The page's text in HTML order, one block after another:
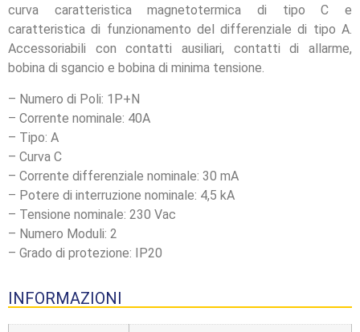
curva caratteristica magnetotermica di tipo C e
caratteristica di funzionamento del differenziale di tipo A.
Accessoriabili con contatti ausiliari, contatti di allarme,
bobina di sgancio e bobina di minima tensione.
– Numero di Poli: 1P+N
– Corrente nominale: 40A
– Tipo: A
– Curva C
– Corrente differenziale nominale: 30 mA
– Potere di interruzione nominale: 4,5 kA
– Tensione nominale: 230 Vac
– Numero Moduli: 2
– Grado di protezione: IP20
INFORMAZIONI